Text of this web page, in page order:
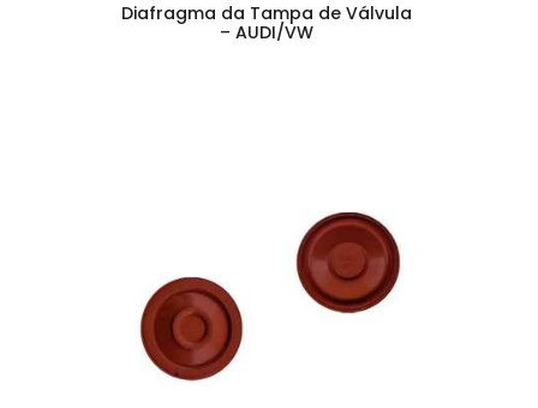
Diafragma da Tampa de Válvula
– AUDI/VW